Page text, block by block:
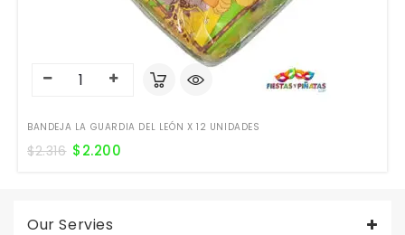
BANDEJA LA GUARDIA DEL LEÓN X 12 UNIDADES
$2.316 $2.200
Our Servies